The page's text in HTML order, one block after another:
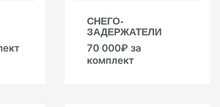
СНЕГО-
ЗАДЕРЖАТЕЛИ
70 000₽ за
комплект